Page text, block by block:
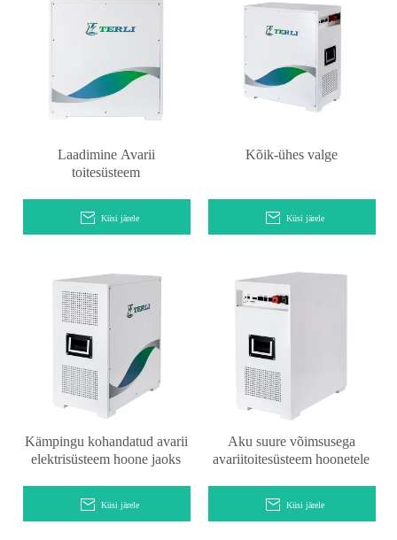
Laadimine Avarii
toitesüsteem
Küsi järele
Kõik-ühes valge
Küsi järele
Kämpingu kohandatud avarii
elektrisüsteem hoone jaoks
Küsi järele
Aku suure võimsusega
avariitoitesüsteem hoonetele
Küsi järele